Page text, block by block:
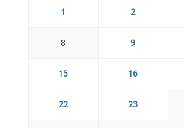
1 2
8 9
15 16
22 23